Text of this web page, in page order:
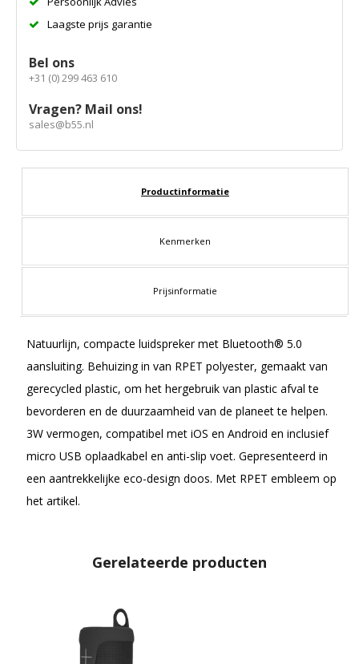
Laagste prijs garantie
Bel ons
+31 (0) 299 463 610
Vragen? Mail ons!
sales@b55.nl
Productinformatie
Kenmerken
Prijsinformatie
Natuurlijn, compacte luidspreker met Bluetooth® 5.0
aansluiting. Behuizing in van RPET polyester, gemaakt van
gerecycled plastic, om het hergebruik van plastic afval te
bevorderen en de duurzaamheid van de planeet te helpen.
3W vermogen, compatibel met iOS en Android en inclusief
micro USB oplaadkabel en anti-slip voet. Gepresenteerd in
een aantrekkelijke eco-design doos. Met RPET embleem op
het artikel.
Gerelateerde producten